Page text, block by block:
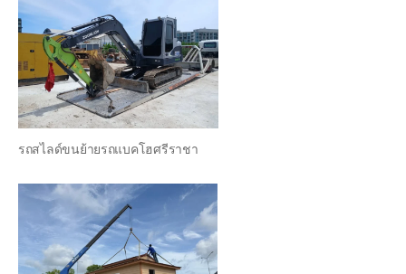
รถสไลด์ขนย้ายรถแบคโฮศรีราชา